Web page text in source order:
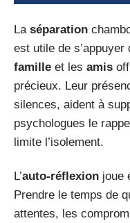
La séparation
est utile de s’appuyer
famille et les amis
précieux. Leur
silences, aident à
psychologues le
limite l’isolement.
L’auto-réflexion joue
Prendre le temps de
attentes, les